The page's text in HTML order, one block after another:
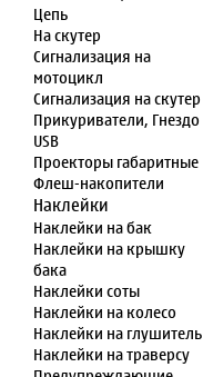
Цепь
На скутер
Сигнализация на
мотоцикл
Сигнализация на скутер
Прикуриватели, Гнездо
USB
Проекторы габаритные
Флеш-накопители
Наклейки
Наклейки на бак
Наклейки на крышку
бака
Наклейки соты
Наклейки на колесо
Наклейки на глушитель
Наклейки на траверсу